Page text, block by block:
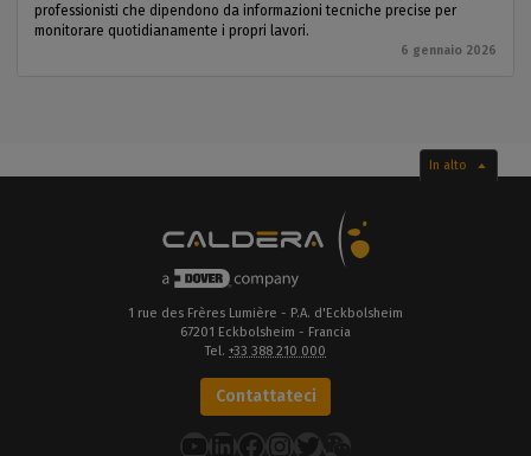
professionisti che dipendono da informazioni tecniche precise per
monitorare quotidianamente i propri lavori.
6 gennaio 2026
In alto
1 rue des Frères Lumière - P.A. d'Eckbolsheim
67201 Eckbolsheim - Francia
Tel. +33 388 210 000
Contattateci
YouTube
LinkedIn
Facebook
Instagram
Twitter